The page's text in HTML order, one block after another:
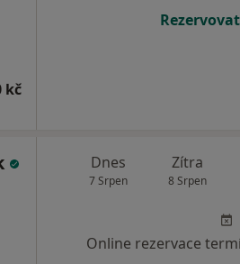
kč
Dnes
7 Srpen
Zítra
8 Srpen
Online rezervace